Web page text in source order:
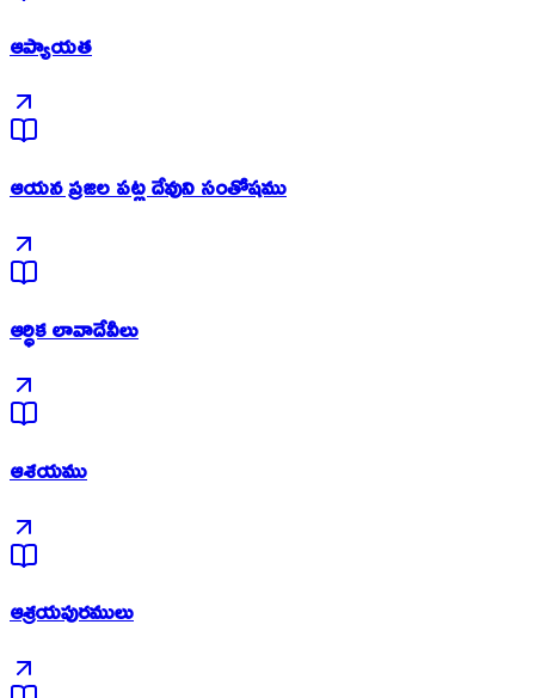
ఆప్యాయత
ఆయన ప్రజల పట్ల దేవుని సంతోషము
ఆర్ధిక లావాదేవీలు
ఆశయము
ఆశ్రయపురములు